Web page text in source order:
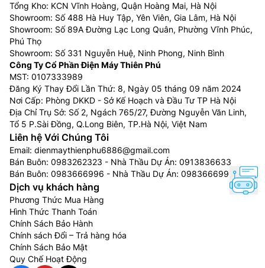
Tổng Kho: KCN Vĩnh Hoàng, Quận Hoàng Mai, Hà Nội
Showroom: Số 488 Hà Huy Tập, Yên Viên, Gia Lâm, Hà Nội
Showroom: Số 89A Đường Lạc Long Quân, Phường Vĩnh Phúc,
Phú Thọ
Showroom: Số 331 Nguyễn Huệ, Ninh Phong, Ninh Bình
Công Ty Cổ Phần Điện Máy Thiên Phú
MST: 0107333989
Đăng Ký Thay Đổi Lần Thứ: 8, Ngày 05 tháng 09 năm 2024
Nơi Cấp: Phòng DKKD - Sở Kế Hoạch và Đầu Tư TP Hà Nội
Địa Chỉ Trụ Sở: Số 2, Ngách 765/27, Đường Nguyễn Văn Linh,
Tổ 5 P.Sài Đồng, Q.Long Biên, TP.Hà Nội, Việt Nam
Liên hệ Với Chúng Tôi
Email: dienmaythienphu6886@gmail.com
Bán Buôn: 0983262323 - Nhà Thầu Dự Án: 0913836633
Bán Buôn: 0983666996 - Nhà Thầu Dự Án: 0983666996
Dịch vụ khách hàng
Phương Thức Mua Hàng
Hình Thức Thanh Toán
Chính Sách Bảo Hành
Chính sách Đổi – Trả hàng hóa
Chính Sách Bảo Mật
Quy Chế Hoạt Động